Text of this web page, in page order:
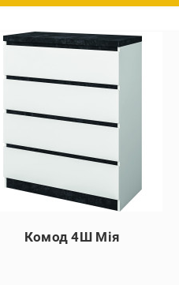
Комод 4Ш Мія